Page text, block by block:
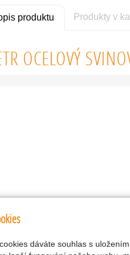
produktu Produkty v
OCELOVÝ
dáváte souhlas s